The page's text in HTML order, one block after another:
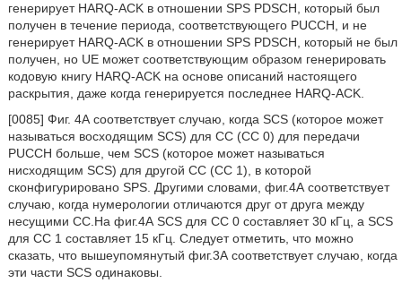
генерирует HARQ-ACK в отношении SPS PDSCH, который был
получен в течение периода, соответствующего PUCCH, и не
генерирует HARQ-ACK в отношении SPS PDSCH, который не был
получен, но UE может соответствующим образом генерировать
кодовую книгу HARQ-ACK на основе описаний настоящего
раскрытия, даже когда генерируется последнее HARQ-ACK.
[0085] Фиг. 4А соответствует случаю, когда SCS (которое может
называться восходящим SCS) для СС (СС 0) для передачи
PUCCH больше, чем SCS (которое может называться
нисходящим SCS) для другой СС (СС 1), в которой
сконфигурировано SPS. Другими словами, фиг.4А соответствует
случаю, когда нумерологии отличаются друг от друга между
несущими СС.На фиг.4А SCS для СС 0 составляет 30 кГц, a SCS
для СС 1 составляет 15 кГц. Следует отметить, что можно
сказать, что вышеупомянутый фиг.3А соответствует случаю, когда
эти части SCS одинаковы.